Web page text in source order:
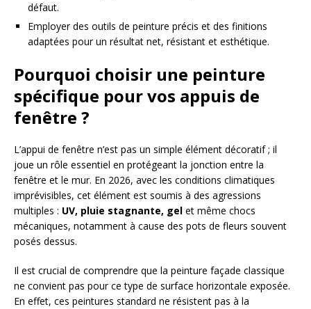
défaut.
Employer des outils de peinture précis et des finitions
adaptées pour un résultat net, résistant et esthétique.
Pourquoi choisir une peinture
spécifique pour vos appuis de
fenêtre ?
L’appui de fenêtre n’est pas un simple élément décoratif ; il
joue un rôle essentiel en protégeant la jonction entre la
fenêtre et le mur. En 2026, avec les conditions climatiques
imprévisibles, cet élément est soumis à des agressions
multiples : UV, pluie stagnante, gel et même chocs
mécaniques, notamment à cause des pots de fleurs souvent
posés dessus.
Il est crucial de comprendre que la peinture façade classique
ne convient pas pour ce type de surface horizontale exposée.
En effet, ces peintures standard ne résistent pas à la